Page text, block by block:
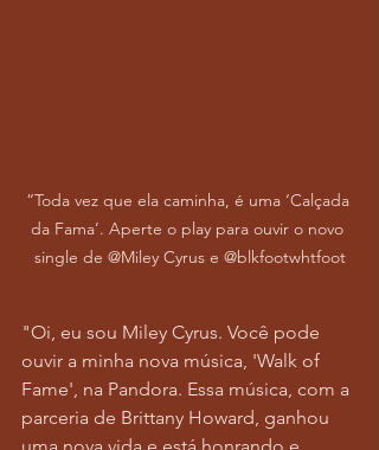
“Toda vez que ela caminha, é uma ‘Calçada
da Fama’. Aperte o play para ouvir o novo
single de @Miley Cyrus e @blkfootwhtfoot
"Oi, eu sou Miley Cyrus. Você pode
ouvir a minha nova música, 'Walk of
Fame', na Pandora. Essa música, com a
parceria de Brittany Howard, ganhou